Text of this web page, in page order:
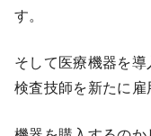
す。
そして医療機器を
検査技師を新たに雇